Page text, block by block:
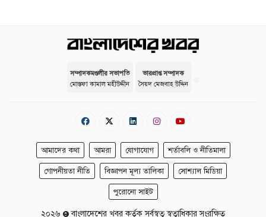
সম্পাদকমণ্ডলীর সভাপতি
মোস্তফা কামাল মহীউদ্দীন
ভারপ্রাপ্ত সম্পাদক
সৈয়দ মেজবাহ উদ্দিন
আমাদের কথা আমরা যোগাযোগ শর্তাবলি ও নীতিমালা
গোপনীয়তা নীতি বিজ্ঞাপন মূল্য তালিকা সোশ্যাল মিডিয়া
পুরোনো সাইট
২০২৬ বাংলাদেশের খবর কর্তৃক সর্বস্বত্ব স্বত্বাধিকার সংরক্ষিত